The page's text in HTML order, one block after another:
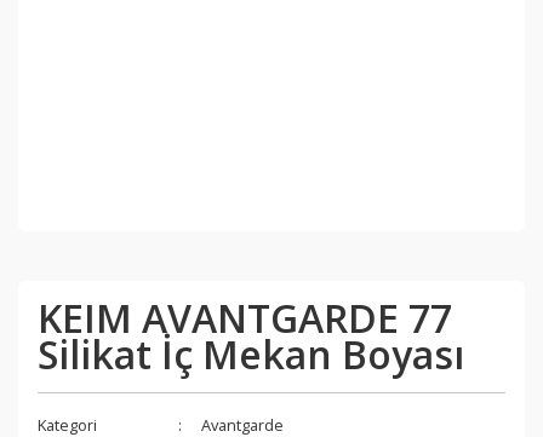
KEIM AVANTGARDE 77
Silikat İç Mekan Boyası
Kategori
Avantgarde